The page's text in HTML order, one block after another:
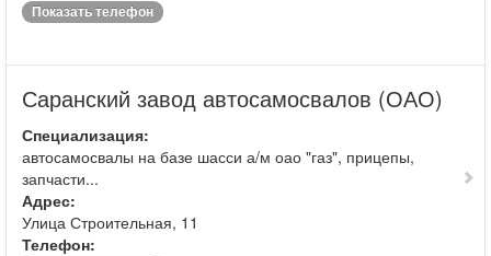
Показать телефон
Саранский завод автосамосвалов (ОАО)
Специализация:
автосамосвалы на базе шасси а/м оао "газ", прицепы,
запчасти...
Адрес:
Улица Строительная, 11
Телефон: